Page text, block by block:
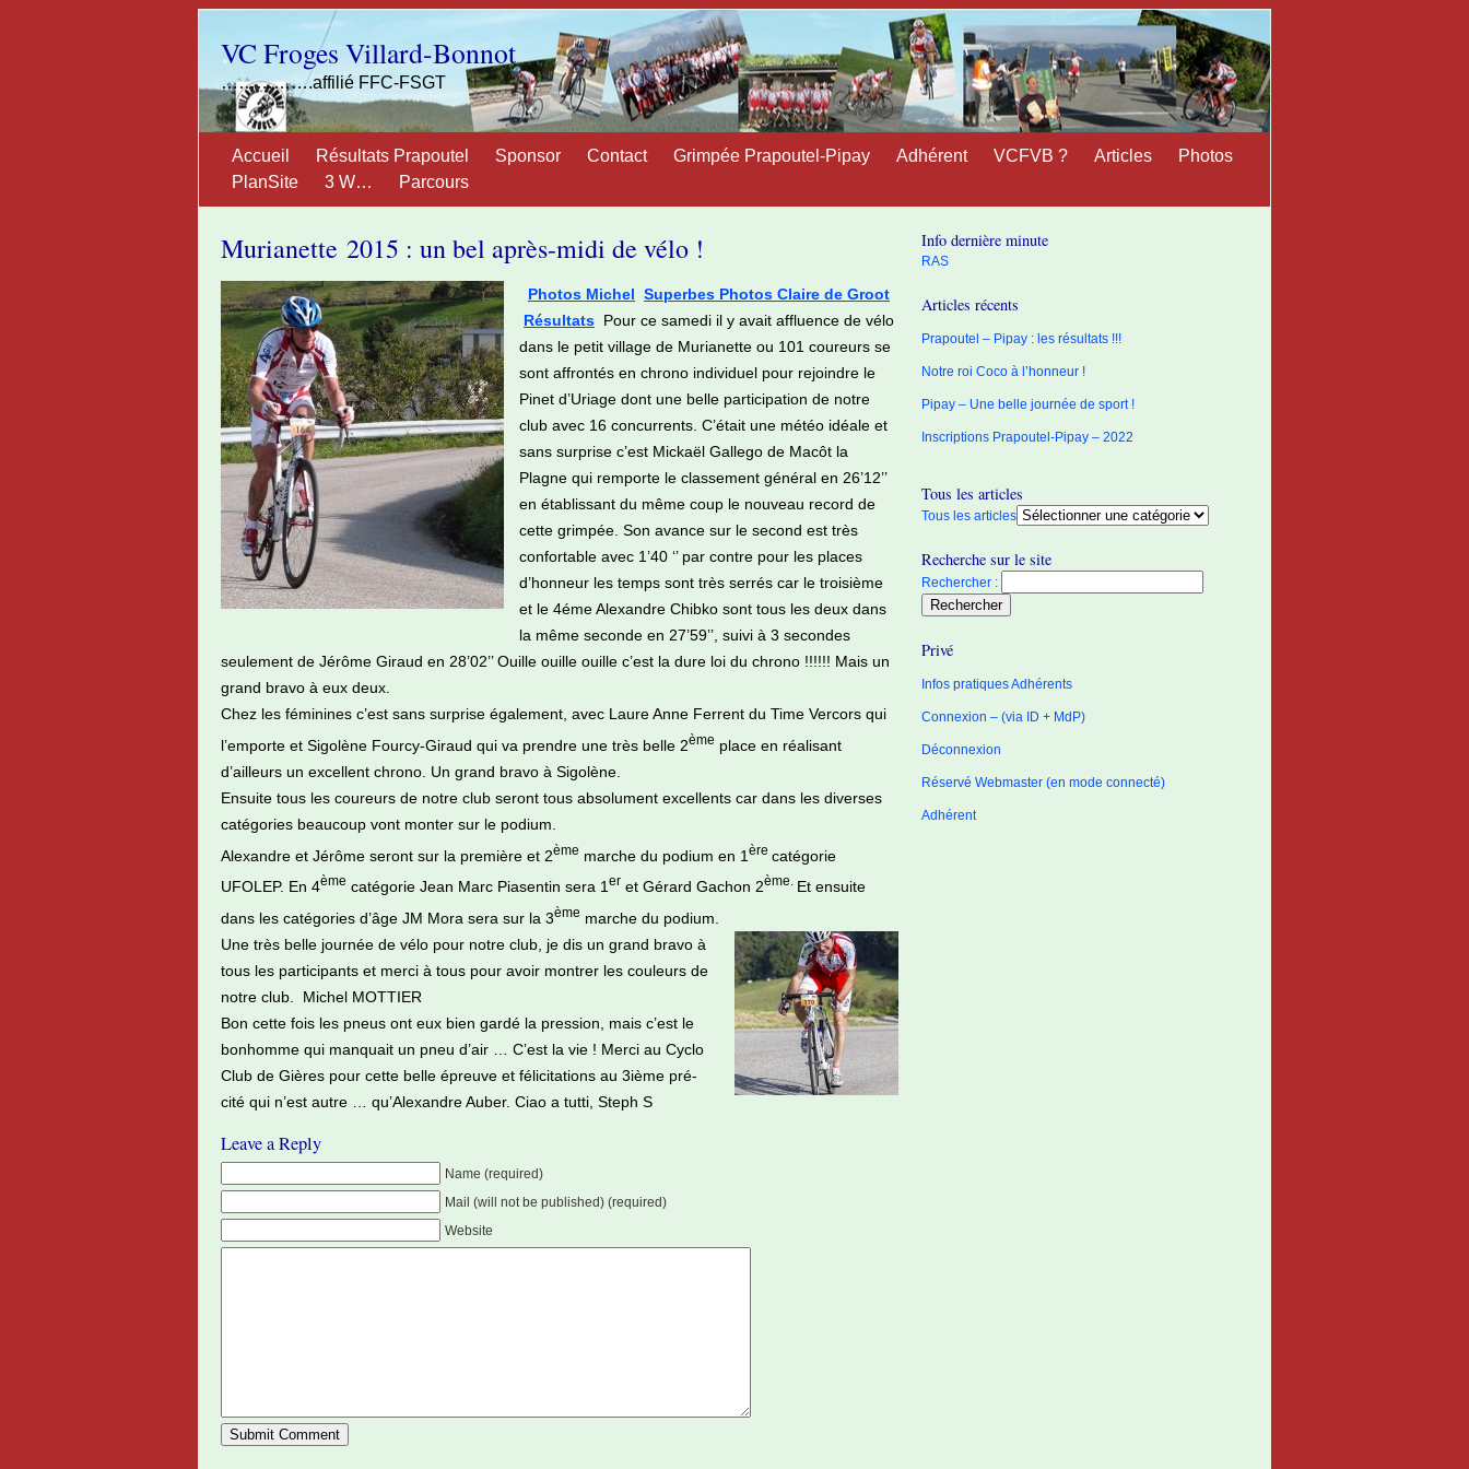
VC Froges Villard-Bonnot
…………….affilié FFC-FSGT
Accueil Résultats Prapoutel Sponsor Contact Grimpée Prapoutel-Pipay Adhérent VCFVB ? Articles
Photos
PlanSite
3 W… Parcours
Murianette 2015 : un bel après-midi de vélo !
Photos Michel Superbes Photos Claire de Groot
Résultats Pour ce samedi il y avait affluence de vélo
dans le petit village de Murianette ou 101 coureurs se
sont affrontés en chrono individuel pour rejoindre le
Pinet d’Uriage dont une belle participation de notre
club avec 16 concurrents. C’était une météo idéale et
sans surprise c’est Mickaël Gallego de Macôt la
Plagne qui remporte le classement général en 26’12’’
en établissant du même coup le nouveau record de
cette grimpée. Son avance sur le second est très
confortable avec 1’40 ‘’ par contre pour les places
d’honneur les temps sont très serrés car le troisième
et le 4éme Alexandre Chibko sont tous les deux dans
la même seconde en 27’59’’, suivi à 3 secondes
seulement de Jérôme Giraud en 28’02’’ Ouille ouille ouille c’est la dure loi du chrono !!!!!! Mais un
grand bravo à eux deux.
Chez les féminines c’est sans surprise également, avec Laure Anne Ferrent du Time Vercors qui
l’emporte et Sigolène Fourcy-Giraud qui va prendre une très belle 2ème place en réalisant
d’ailleurs un excellent chrono. Un grand bravo à Sigolène.
Ensuite tous les coureurs de notre club seront tous absolument excellents car dans les diverses
catégories beaucoup vont monter sur le podium.
Alexandre et Jérôme seront sur la première et 2ème marche du podium en 1 ère catégorie
UFOLEP. En 4ème catégorie Jean Marc Piasentin sera 1 er et Gérard Gachon 2ème. Et ensuite
dans les catégories d’âge JM Mora sera sur la 3ème marche du podium.
Une très belle journée de vélo pour notre club, je dis un grand bravo à
tous les participants et merci à tous pour avoir montrer les couleurs de
notre club. Michel MOTTIER
Bon cette fois les pneus ont eux bien gardé la pression, mais c’est le
bonhomme qui manquait un pneu d’air … C’est la vie ! Merci au Cyclo
Club de Gières pour cette belle épreuve et félicitations au 3ième pré-
cité qui n’est autre … qu’Alexandre Auber. Ciao a tutti, Steph S
Leave a Reply
Name (required)
Mail (will not be published) (required)
Website
Info dernière minute
RAS
Articles récents
Prapoutel – Pipay : les résultats !!!
Notre roi Coco à l’honneur !
Pipay – Une belle journée de sport !
Inscriptions Prapoutel-Pipay – 2022
Tous les articles
Tous les articles
Recherche sur le site
Rechercher :
Privé
Infos pratiques Adhérents
Connexion – (via ID + MdP)
Déconnexion
Réservé Webmaster (en mode connecté)
Adhérent